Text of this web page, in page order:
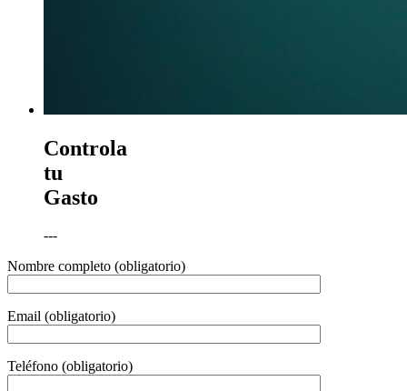
Controla
tu
Gasto
---
Nombre completo (obligatorio)
Email (obligatorio)
Teléfono (obligatorio)